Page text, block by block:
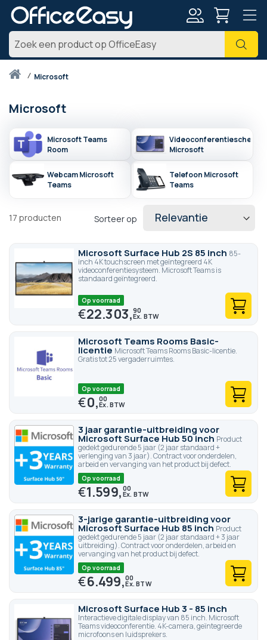
Zoek
Thuismicrosoft
Microsoft
Microsoft Teams
Room
Videoconferentiescherm
Microsoft
Webcam Microsoft
Teams
Telefoon Microsoft
Teams
17 producten Sorteer op
Microsoft Surface Hub 2S 85 inch 85-
inch 4K touchscreen met geïntegreerd 4K
videoconferentiesysteem. Microsoft Teams is
standaard geïntegreerd.
Op voorraad
€22.303,90
Microsoft Teams Rooms Basic-
licentie Microsoft Teams Rooms Basic-licentie.
Gratis tot 25 vergaderruimtes.
Op voorraad
€0,00
3 jaar garantie-uitbreiding voor
Microsoft Surface Hub 50 inch Product
gedekt gedurende 5 jaar (2 jaar standaard +
verlenging van 3 jaar). Contract voor onderdelen,
arbeid en vervanging van het product bij defect.
Op voorraad
€1.599,00
3-jarige garantie-uitbreiding voor
Microsoft Surface Hub 85 inch Product
gedekt gedurende 5 jaar (2 jaar standaard + 3 jaar
uitbreiding). Contract voor onderdelen, arbeid en
vervanging van het product bij defect.
Op voorraad
€6.499,00
Microsoft Surface Hub 3 - 85 inch
Interactieve digitale display van 85 inch. Microsoft
Teams videoconferentie. 4K-camera, geïntegreerde
microfoons en luidsprekers.